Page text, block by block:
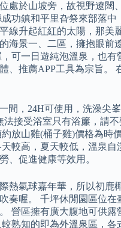
處於山坡旁，故視野遼
功鎮和平里旮祭來部落
升起紅紅的太陽，那
海景一、二區，擁抱眼
可一日遊純泡溫泉，也
推薦APP工具為宗旨
間，24H可使用，洗澡
接受浴室只有浴簾，請
放山雞(桶子雞)價格為
較高，夏天較低，溫泉
、促進健康等效用。
熱氣球嘉年華，所以初
奏喔。 千坪休閒園區位
營區擁有廣大腹地可供
熟知的即為外溫泉區，